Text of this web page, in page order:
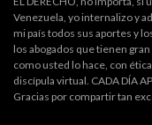
Venezuela, yo internalizo y
mi país todos sus aportes y
los abogados que tienen
como usted lo hace, con
discípula virtual. CADA DÍA
Gracias por compartir tan